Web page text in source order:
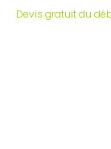
Devis gratuit du